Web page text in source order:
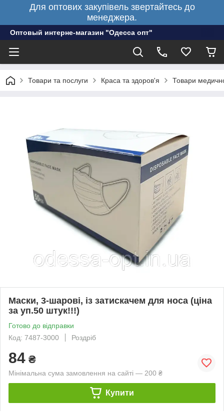
Для оптових закупівель звертайтесь до
менеджера.
Оптовый интерне-магазин "Одесса опт"
Товари та послуги Краса та здоров'я Товари
Маски, 3-шарові, із затискачем для носа (ціна
за уп.50 штук!!!)
Готово до відправки
Код: 7487-3000
Роздріб
84 ₴
Мінімальна сума замовлення на сайті — 200 ₴
Купити